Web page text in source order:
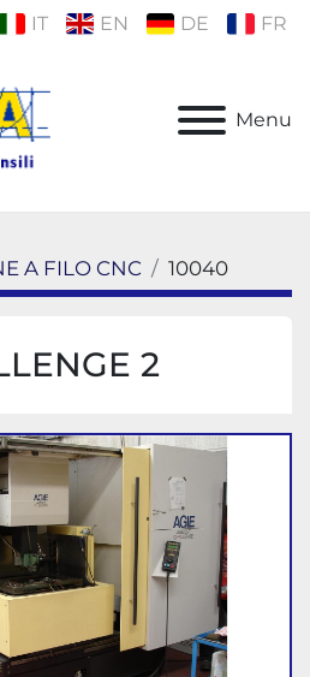
IT EN DE FR
Menu
A FILO CNC
10040
2